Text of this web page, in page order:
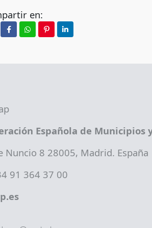
en:
Española de Municipios
Nuncio 8 28005, Madrid. España
91 364 37 00